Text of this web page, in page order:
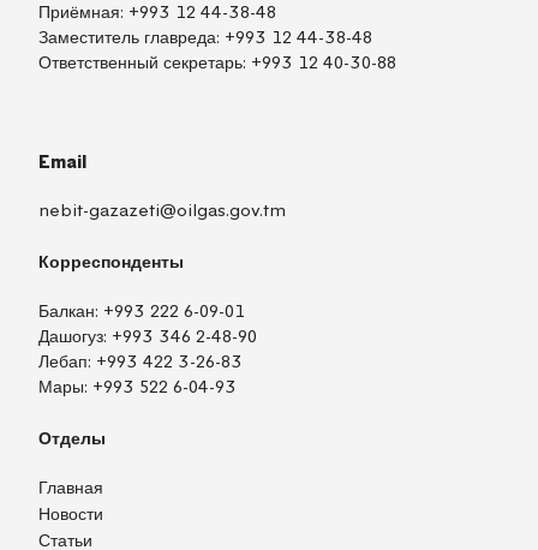
Приёмная: +993 12 44-38-48
Заместитель главреда: +993 12 44-38-48
Ответственный секретарь: +993 12 40-30-88
Email
nebit-gazazeti@oilgas.gov.tm
Корреспонденты
Балкан: +993 222 6-09-01
Дашогуз: +993 346 2-48-90
Лебап: +993 422 3-26-83
Мары: +993 522 6-04-93
Отделы
Главная
Новости
Статьи